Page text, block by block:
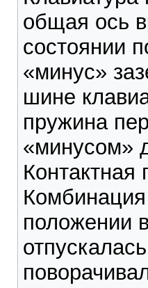
общая ось
состоянии
«минус»
шине
пружина
«минусом»
положении